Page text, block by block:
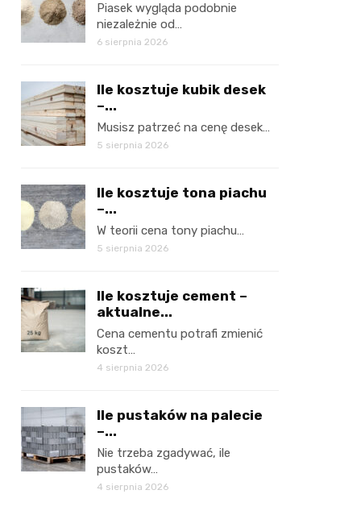
Piasek wygląda podobnie
niezależnie od…
6 sierpnia 2026
Ile kosztuje kubik desek
–...
Musisz patrzeć na cenę desek…
5 sierpnia 2026
Ile kosztuje tona piachu
–...
W teorii cena tony piachu…
5 sierpnia 2026
Ile kosztuje cement –
aktualne...
Cena cementu potrafi zmienić
koszt…
4 sierpnia 2026
Ile pustaków na palecie
–...
Nie trzeba zgadywać, ile
pustaków…
4 sierpnia 2026